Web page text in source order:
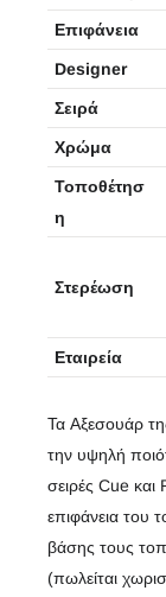
Επιφάνεια
Designer
Σειρά
Χρώμα
Τοποθέτησ
η
Στερέωση
Εταιρεία
Τα Αξεσουάρ
την υψηλή
σειρές Cue
επιφάνεια του
βάσης τους
(πωλείται